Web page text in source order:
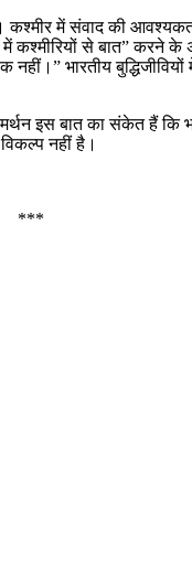
में संवाद की
कश्मीरियों से बात” करने के
भारतीय
इस बात का संकेत हैं कि
नहीं है।
***